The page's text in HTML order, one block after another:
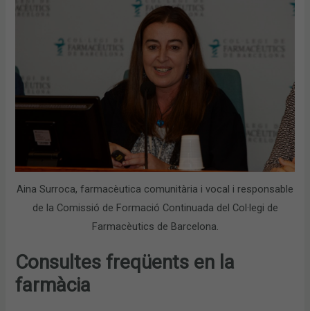
Aina Surroca, farmacèutica comunitària i vocal i responsable
de la Comissió de Formació Continuada del Col·legi de
Farmacèutics de Barcelona.
Consultes freqüents en la
farmàcia